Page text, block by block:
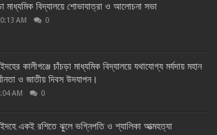
মাধ্যমিক বিদ্যালয়ে শোভাযাত্রা ও আলোচনা সভা
AM 0
কালীগঞ্জে চাঁচড়া মাধ্যমিক বিদ্যালয়ে যথাযোগ্য মর্যদায় মহান
ও জাতীয় দিবস উদযাপন।
AM 0
একই রশিতে ঝুলে ভগ্নিপতি ও শ্যালিকা আত্মহত্যা